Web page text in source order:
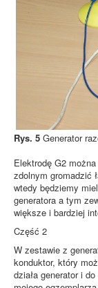
Rys. 5 Generator
Elektrodę G2
zdolnym gromadzić
wtedy będziemy
generatora a tym
większe i bardziej
Część 2
W zestawie z
konduktor, który
działa generator i